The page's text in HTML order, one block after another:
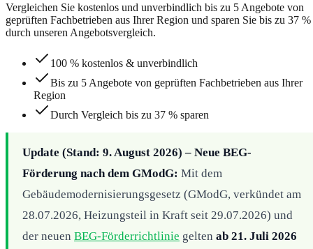
Vergleichen Sie kostenlos und unverbindlich bis zu 5 Angebote von
geprüften Fachbetrieben aus Ihrer Region und sparen Sie bis zu 37 %
durch unseren Angebotsvergleich.
100 % kostenlos & unverbindlich
Bis zu 5 Angebote von geprüften Fachbetrieben aus Ihrer
Region
Durch Vergleich bis zu 37 % sparen
Update (Stand: 9. August 2026) – Neue BEG-
Förderung nach dem GModG: Mit dem
Gebäudemodernisierungsgesetz (GModG, verkündet am
28.07.2026, Heizungsteil in Kraft seit 29.07.2026) und
der neuen BEG-Förderrichtlinie gelten ab 21. Juli 2026